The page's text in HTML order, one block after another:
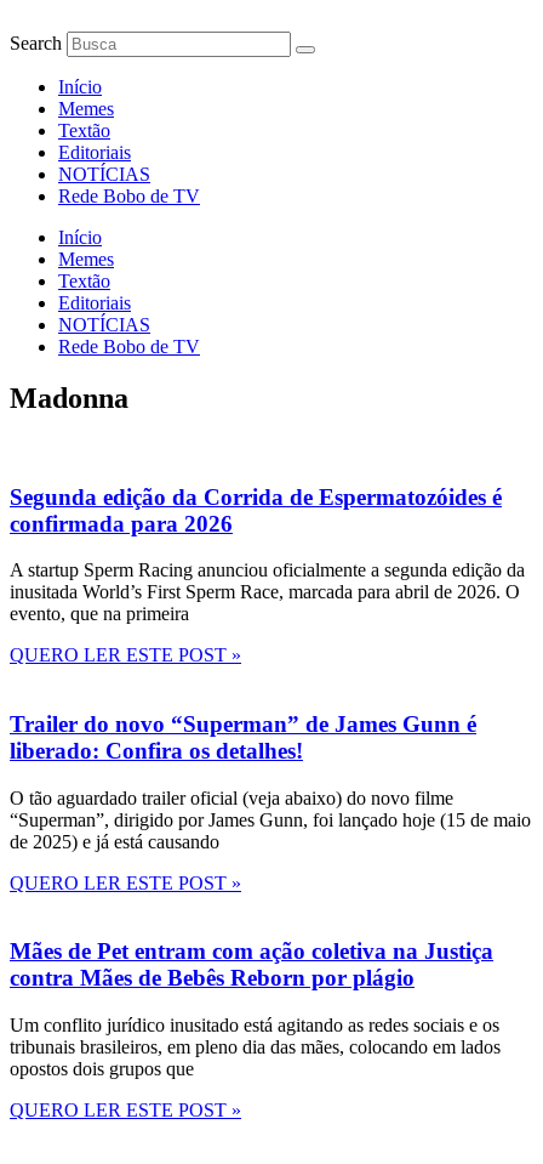
para
conteúdo
Search
Início
Memes
Textão
Editoriais
NOTÍCIAS
Rede Bobo de TV
Início
Memes
Textão
Editoriais
NOTÍCIAS
Rede Bobo de TV
Madonna
Segunda edição da Corrida de Espermatozóides é
confirmada para 2026
A startup Sperm Racing anunciou oficialmente a segunda edição da
inusitada World’s First Sperm Race, marcada para abril de 2026. O
evento, que na primeira
QUERO LER ESTE POST »
Trailer do novo “Superman” de James Gunn é
liberado: Confira os detalhes!
O tão aguardado trailer oficial (veja abaixo) do novo filme
“Superman”, dirigido por James Gunn, foi lançado hoje (15 de maio
de 2025) e já está causando
QUERO LER ESTE POST »
Mães de Pet entram com ação coletiva na Justiça
contra Mães de Bebês Reborn por plágio
Um conflito jurídico inusitado está agitando as redes sociais e os
tribunais brasileiros, em pleno dia das mães, colocando em lados
opostos dois grupos que
QUERO LER ESTE POST »